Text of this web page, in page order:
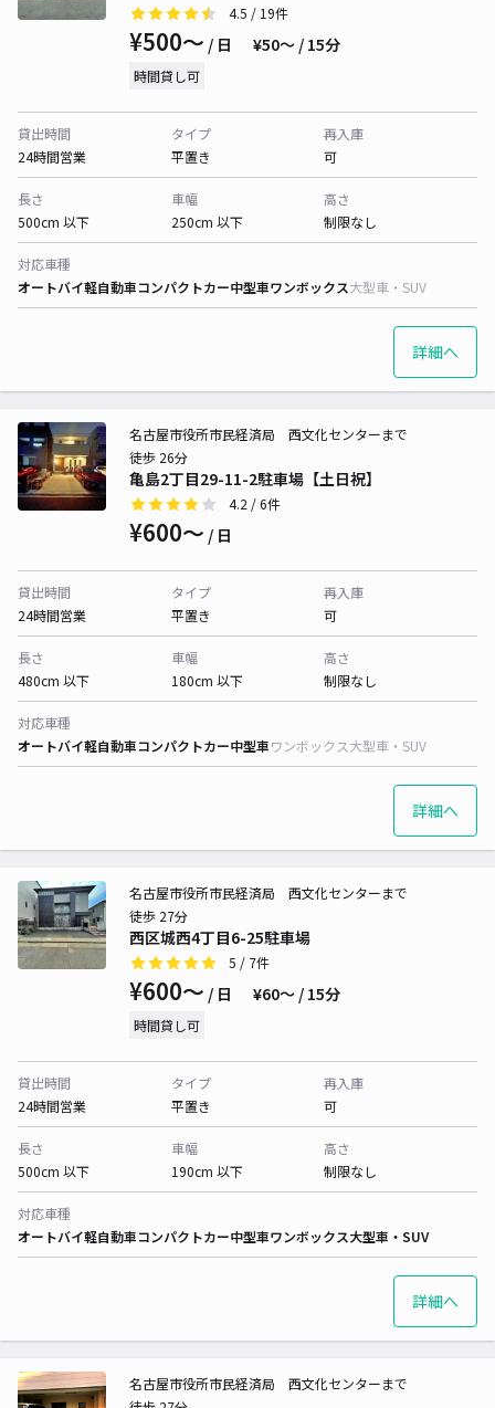
4.5 / 19件
¥500〜 / 日 ¥50〜 / 15分
時間貸し可
貸出時間
24時間営業
タイプ
平置き
再入庫
可
長さ
500cm 以下
車幅
250cm 以下
高さ
制限なし
対応車種
オートバイ軽自動車コンパクトカー中型車ワンボックス大型車・SUV
詳細へ
亀島2丁目29-11-2駐車場【土日祝】
名古屋市役所市民経済局 西文化センターまで
徒歩 26分
4.2 / 6件
¥600〜 / 日
貸出時間
24時間営業
タイプ
平置き
再入庫
可
長さ
480cm 以下
車幅
180cm 以下
高さ
制限なし
対応車種
オートバイ軽自動車コンパクトカー中型車ワンボックス大型車・SUV
詳細へ
西区城西4丁目6-25駐車場
名古屋市役所市民経済局 西文化センターまで
徒歩 27分
5 / 7件
¥600〜 / 日 ¥60〜 / 15分
時間貸し可
貸出時間
24時間営業
タイプ
平置き
再入庫
可
長さ
500cm 以下
車幅
190cm 以下
高さ
制限なし
対応車種
オートバイ軽自動車コンパクトカー中型車ワンボックス大型車・SUV
詳細へ
名古屋市役所市民経済局 西文化センターまで